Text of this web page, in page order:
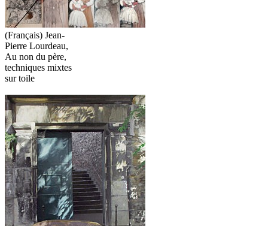
(Français) Jean-
Pierre Lourdeau,
Au non du père,
techniques mixtes
sur toile